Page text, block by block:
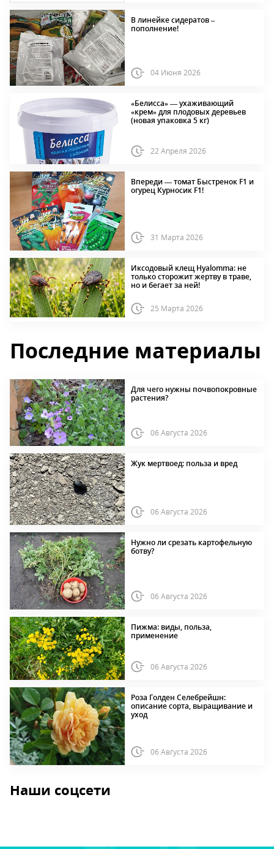
В линейке сидератов –
пополнение!
04 Июня 2026
«Белисса» — ухаживающий
«крем» для плодовых деревьев
(новая упаковка 5 кг)
22 Апреля 2026
Впереди — томат Быстренок F1 и
огурец Курносик F1!
31 Марта 2026
Иксодовый клещ Hyalomma: не
только сторожит жертву в траве,
но и бегает за ней!
25 Марта 2026
Последние материалы
Для чего нужны почвопокровные
растения?
06 Августа 2026
Жук мертвоед: польза и вред
06 Августа 2026
Нужно ли срезать картофельную
ботву?
06 Августа 2026
Пижма: виды, польза,
применение
06 Августа 2026
Роза Голден Селебрейшн:
описание сорта, выращивание и
уход
06 Августа 2026
Наши соцсети